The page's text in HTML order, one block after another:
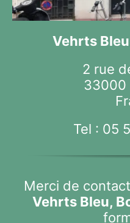
Vehrts
2 rue
33000
Tel : 05
Merci de
Vehrts Bleu,